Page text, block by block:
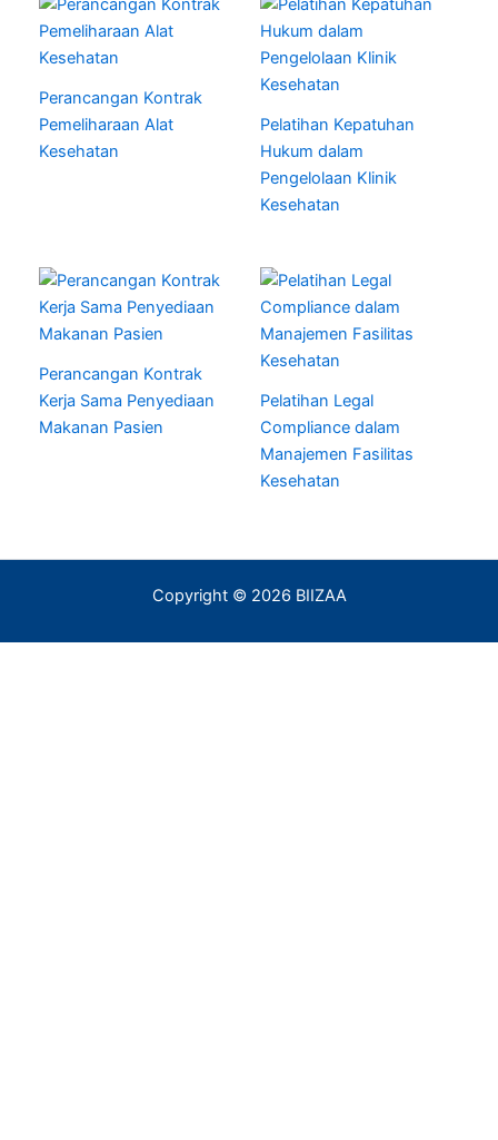
Perancangan Kontrak
Pemeliharaan Alat
Kesehatan
Pelatihan Kepatuhan
Hukum dalam
Pengelolaan Klinik
Kesehatan
Perancangan Kontrak
Kerja Sama Penyediaan
Makanan Pasien
Pelatihan Legal
Compliance dalam
Manajemen Fasilitas
Kesehatan
Copyright © 2026 BIIZAA